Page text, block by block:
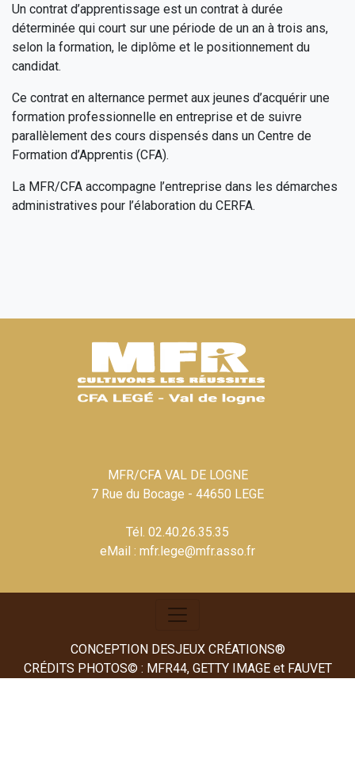
Un contrat d’apprentissage est un contrat à durée
déterminée qui court sur une période de un an à trois ans,
selon la formation, le diplôme et le positionnement du
candidat.
Ce contrat en alternance permet aux jeunes d’acquérir une
formation professionnelle en entreprise et de suivre
parallèlement des cours dispensés dans un Centre de
Formation d’Apprentis (CFA).
La MFR/CFA accompagne l’entreprise dans les démarches
administratives pour l’élaboration du CERFA.
MFR/CFA VAL DE LOGNE
7 Rue du Bocage - 44650 LEGE
Tél. 02.40.26.35.35
eMail : mfr.lege@mfr.asso.fr
CONCEPTION DESJEUX CRÉATIONS®
CRÉDITS PHOTOS© : MFR44, GETTY IMAGE et FAUVET